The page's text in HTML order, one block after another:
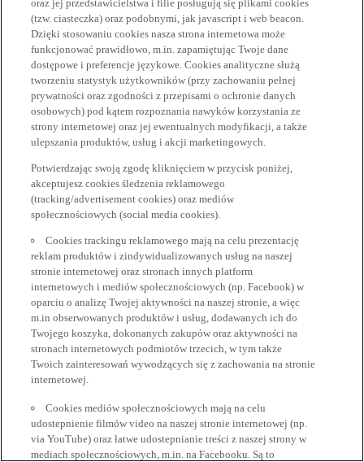
oraz jej przedstawicielstwa i filie posługują się plikami cookies
(tzw. ciasteczka) oraz podobnymi, jak javascript i web beacon.
Dzięki stosowaniu cookies nasza strona internetowa może
funkcjonować prawidłowo, m.in. zapamiętując Twoje dane
dostępowe i preferencje językowe. Cookies analityczne służą
tworzeniu statystyk użytkowników (przy zachowaniu pełnej
prywatności oraz zgodności z przepisami o ochronie danych
osobowych) pod kątem rozpoznania nawyków korzystania ze
strony internetowej oraz jej ewentualnych modyfikacji, a także
ulepszania produktów, usług i akcji marketingowych.
Potwierdzając swoją zgodę kliknięciem w przycisk poniżej,
akceptujesz cookies śledzenia reklamowego
(tracking/advertisement cookies) oraz mediów
społecznościowych (social media cookies).
Cookies trackingu reklamowego mają na celu prezentację
reklam produktów i zindywidualizowanych usług na naszej
stronie internetowej oraz stronach innych platform
internetowych i mediów społecznościowych (np. Facebook) w
oparciu o analizę Twojej aktywności na naszej stronie, a więc
m.in obserwowanych produktów i usług, dodawanych ich do
Twojego koszyka, dokonanych zakupów oraz aktywności na
stronach internetowych podmiotów trzecich, w tym także
Twoich zainteresowań wywodzących się z zachowania na stronie
internetowej.
Cookies mediów społecznościowych mają na celu
udostepnienie filmów video na naszej stronie internetowej (np.
via YouTube) oraz łatwe udostepnianie treści z naszej strony w
mediach społecznościowych, m.in. na Facebooku. Są to